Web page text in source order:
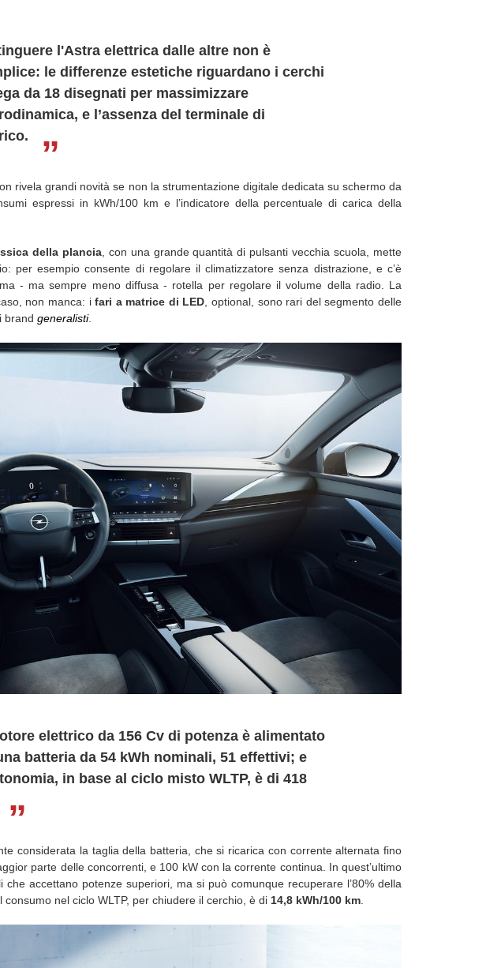
l'Astra elettrica dalle altre non è
le differenze estetiche riguardano i cerchi
da 18 disegnati per massimizzare
e l’assenza del terminale di
rivela grandi novità se non la strumentazione digitale dedicata su schermo da
espressi in kWh/100 km e l’indicatore della percentuale di carica della
della plancia, con una grande quantità di pulsanti vecchia scuola, mette
per esempio consente di regolare il climatizzatore senza distrazione, e c’è
- ma sempre meno diffusa - rotella per regolare il volume della radio. La
non manca: ifari a matrice di LED , optional, sono rari del segmento delle
brand generalisti.
elettrico da 156 Cv di potenza è alimentato
batteria da 54 kWh nominali, 51 effettivi; e
in base al ciclo misto WLTP, è di 418
considerata la taglia della batteria, che si ricarica con corrente alternata fino
parte delle concorrenti, e 100 kW con la corrente continua. In quest’ultimo
che accettano potenze superiori, ma si può comunque recuperare l’80% della
consumo nel ciclo WLTP, per chiudere il cerchio, è di 14,8 kWh/100 km